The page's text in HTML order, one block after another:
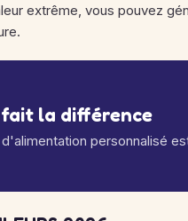
extrême, vous pouvez
la différence
personnalisé